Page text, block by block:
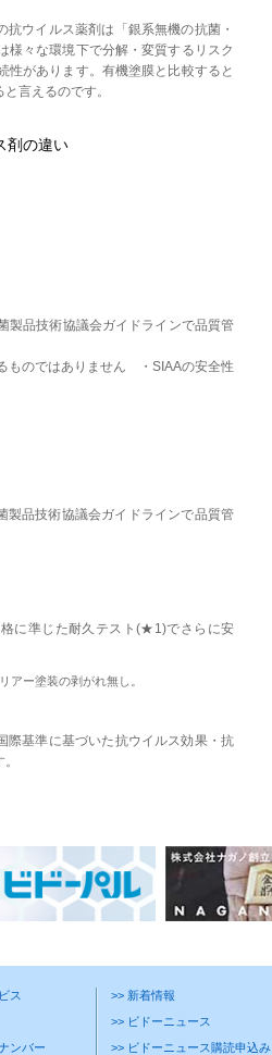
ウイルス薬剤は「銀系無機の抗菌・
様々な環境下で分解・変質するリスク
があります。有機塗膜と比較すると
言えるのです。
剤の違い
製品技術協議会ガイドラインで品質管
ものではありません ・SIAAの安全性
製品技術協議会ガイドラインで品質管
に準じた耐久テスト(★1)でさらに安
アー塗装の剥がれ無し。
際基準に基づいた抗ウイルス効果・抗
ス
ンバー
>> 新着情報
>> ビドーニュース
>> ビドーニュース購読申込み